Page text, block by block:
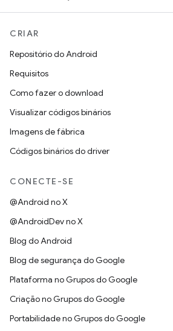
CRIAR
Repositório do Android
Requisitos
Como fazer o download
Visualizar códigos binários
Imagens de fábrica
Códigos binários do driver
CONECTE-SE
@Android no X
@AndroidDev no X
Blog do Android
Blog de segurança do Google
Plataforma no Grupos do Google
Criação no Grupos do Google
Portabilidade no Grupos do Google